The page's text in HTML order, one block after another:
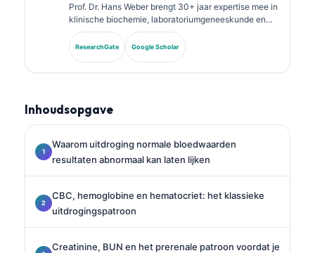
Prof. Dr. Hans Weber brengt 30+ jaar expertise mee in
klinische biochemie, laboratoriumgeneeskunde en
biomarkeronderzoek. Voormalig president van de
Duitse Vereniging voor Klinische Chemie, hij is
gespecialiseerd in analyse van diagnostische panels,
ResearchGate Google Scholar
Inhoudsopgave
Waarom uitdroging normale bloedwaarden
resultaten abnormaal kan laten lijken
CBC, hemoglobine en hematocriet: het klassieke
uitdrogingspatroon
Creatinine, BUN en het prerenale patroon voordat je